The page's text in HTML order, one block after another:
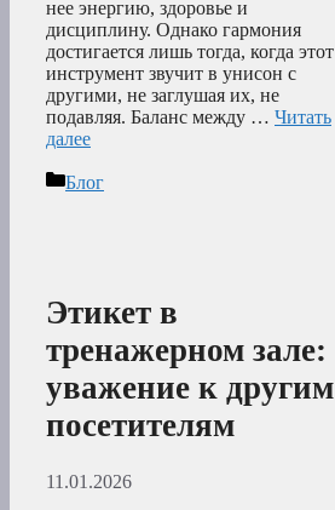
нее энергию, здоровье и
дисциплину. Однако гармония
достигается лишь тогда, когда этот
инструмент звучит в унисон с
другими, не заглушая их, не
подавляя. Баланс между … Читать
далее
Рубрики
Блог
Этикет в
тренажерном зале:
уважение к другим
посетителям
11.01.2026